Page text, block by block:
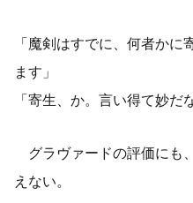
「魔剣はすでに、何者か
ます」
「寄生、か。言い得て妙だ
グラヴァードの評価にも
えない。